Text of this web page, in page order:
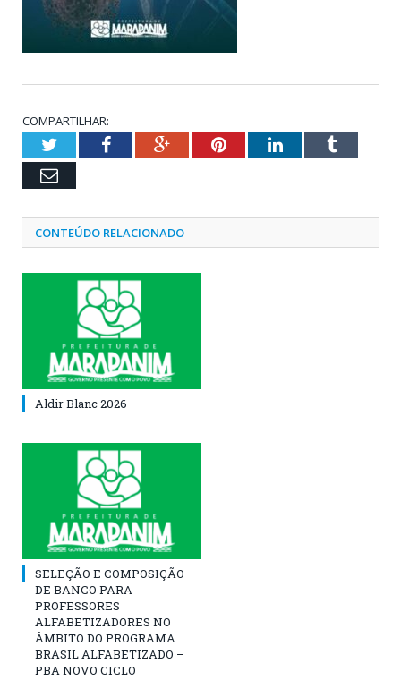
COMPARTILHAR:
TwitterFacebookGoogle+PinterestLinkedInTumblr
Email
CONTEÚDO RELACIONADO
Aldir Blanc 2026
SELEÇÃO E COMPOSIÇÃO
DE BANCO PARA
PROFESSORES
ALFABETIZADORES NO
ÂMBITO DO PROGRAMA
BRASIL ALFABETIZADO –
PBA NOVO CICLO